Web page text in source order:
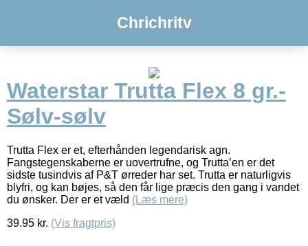
Chrichritv
Waterstar Trutta Flex 8 gr.-
Sølv-sølv
Trutta Flex er et, efterhånden legendarisk agn.
Fangstegenskaberne er uovertrufne, og Trutta’en er det
sidste tusindvis af P&T ørreder har set. Trutta er naturligvis
blyfri, og kan bøjes, så den får lige præcis den gang i vandet
du ønsker. Der er et væld (Læs mere)
39.95 kr. (Vis fragtpris)